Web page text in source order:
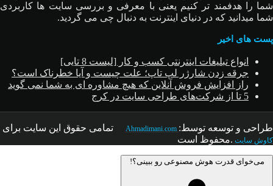
شما را هدفمند تر کنیم یعنی با معرفی و بررسی سایت ها کاربردی
شما میدانید که در دنیای اینترنت به دنبال چی می گردید.
پست های اخیر
انواع تبلیغات اینترنتی کسب و کار [لیست 8 تایی]
جرقه زدن شارژر لپ تاپ؛ علت چیست و آیا خطرناک است؟
راز افزایش فروش آنلاین که هیچ مشاوره ای به شما نمی گوید
5 تا از شرکت‌های طراحی سایت در کرج
طراحی و توسعه توسط: تمامی حقوق این سایت برای
کاوش سایت .محفوظ است
می‌خوای قدرت هوش مصنوعی رو ببینی؟!